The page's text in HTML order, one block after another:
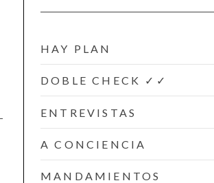
HAY PLAN
DOBLE CHECK ✓✓
ENTREVISTAS
A CONCIENCIA
MANDAMIENTOS